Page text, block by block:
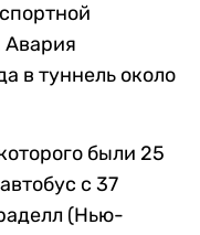
Авария
в туннель около
были 25
с 37
(Нью-